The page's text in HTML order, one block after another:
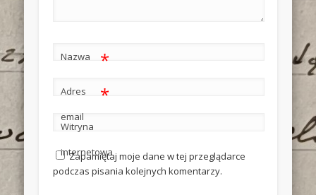
Nazwa *
Adres
email
*
Witryna
internetowa
Zapamiętaj moje dane w tej przeglądarce
podczas pisania kolejnych komentarzy.